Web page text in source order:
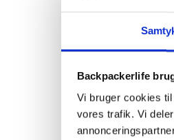
Backpackerlife
Vi bruger cookies
vores trafik. Vi